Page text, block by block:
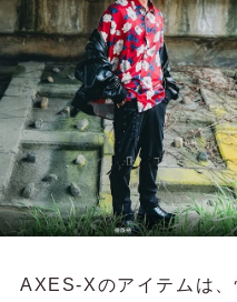
薔薇柄
AXES-Xのアイテムは